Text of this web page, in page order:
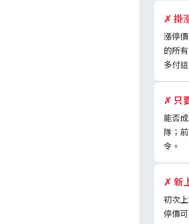
✗ 掛
漲停
的所
多付
✗ 只
能否
隊；
令。
✗ 新
初次
停價